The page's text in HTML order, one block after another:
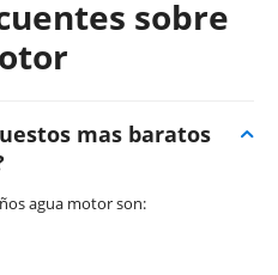
sobre
mas baratos
agua motor son: